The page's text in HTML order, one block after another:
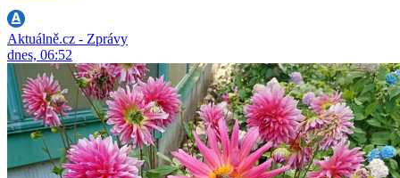
Aktuálně.cz - Zprávy
dnes, 06:52